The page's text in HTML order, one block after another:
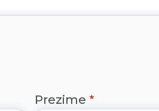
Prezime